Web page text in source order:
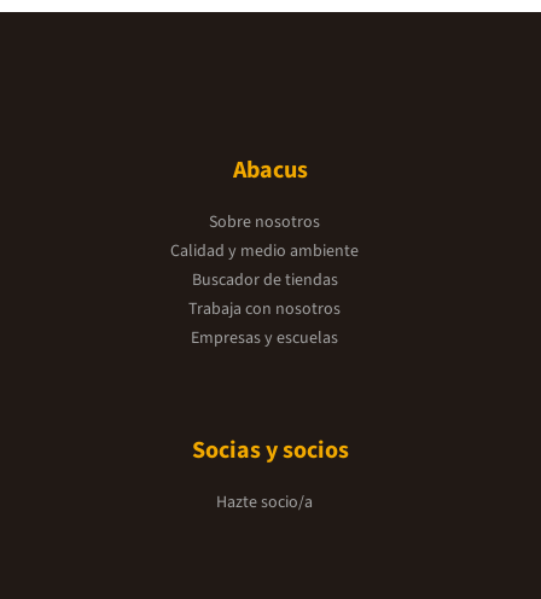
Abacus
Sobre nosotros
Calidad y medio ambiente
Buscador de tiendas
Trabaja con nosotros
Empresas y escuelas
Socias y socios
Hazte socio/a